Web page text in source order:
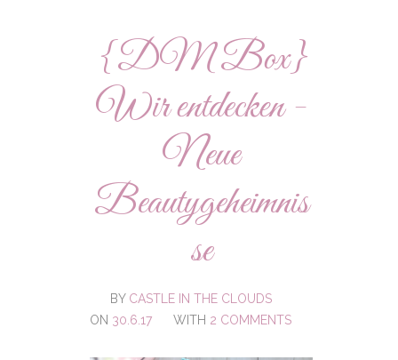
{DM Box}
Wir entdecken -
Neue
Beautygeheimnis
se
BY CASTLE IN THE CLOUDS
ON 30.6.17 WITH 2 COMMENTS